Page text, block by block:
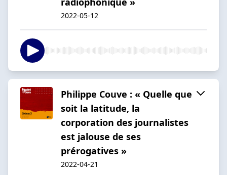
2022-05-12
Philippe Couve : « Quelle que
soit la latitude, la
corporation des journalistes
est jalouse de ses
prérogatives »
2022-04-21